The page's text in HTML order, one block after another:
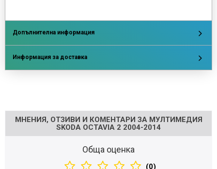
Допълнителна информация
Информация за доставка
МНЕНИЯ, ОТЗИВИ И КОМЕНТАРИ ЗА МУЛТИМЕДИЯ
SKODA OCTAVIA 2 2004-2014
Обща оценка
(0)